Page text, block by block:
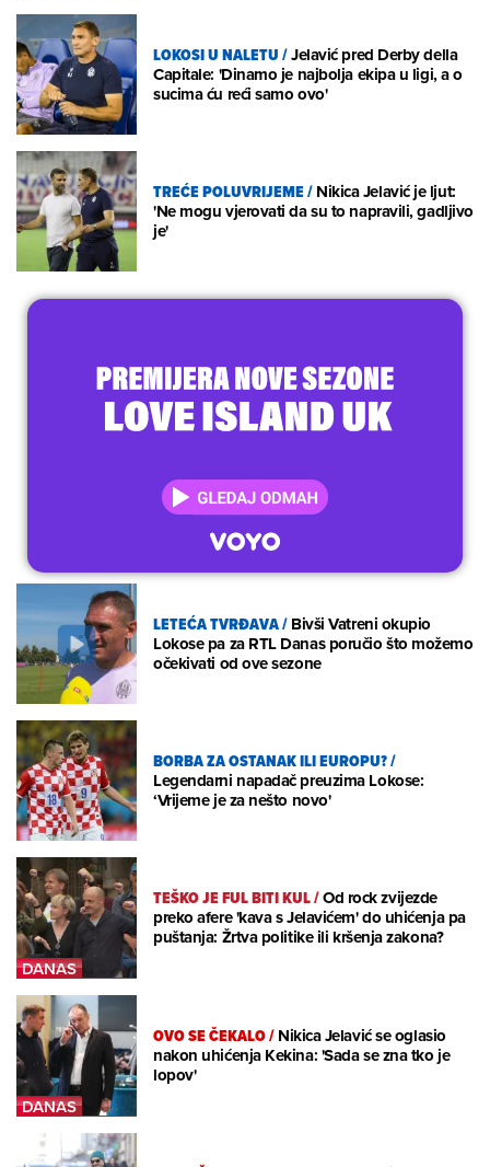
LOKOSI U NALETU/Jelavić pred Derby della
Capitale: 'Dinamo je najbolja ekipa u ligi, a o
sucima ću reći samo ovo'
TREĆE POLUVRIJEME/Nikica Jelavić je ljut:
'Ne mogu vjerovati da su to napravili, gadljivo
je'
LETEĆA TVRĐAVA/Bivši Vatreni okupio
Lokose pa za RTL Danas poručio što možemo
očekivati od ove sezone
BORBA ZA OSTANAK ILI EUROPU?/
Legendarni napadač preuzima Lokose:
‘Vrijeme je za nešto novo'
TEŠKO JE FUL BITI KUL/Od rock zvijezde
preko afere 'kava s Jelavićem' do uhićenja pa
puštanja: Žrtva politike ili kršenja zakona?
OVO SE ČEKALO/Nikica Jelavić se oglasio
nakon uhićenja Kekina: 'Sada se zna tko je
lopov'